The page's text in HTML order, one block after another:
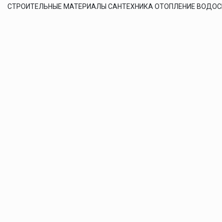
СТРОИТЕЛЬНЫЕ МАТЕРИАЛЫ САНТЕХНИКА ОТОПЛЕНИЕ